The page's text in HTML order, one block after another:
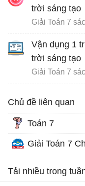
trời sáng tạo
Giải Toán 7
Vận dụng 1
trời sáng tạo
Giải Toán 7
Chủ đề liên quan
Toán 7
Giải Toán 7
Tải nhiều trong